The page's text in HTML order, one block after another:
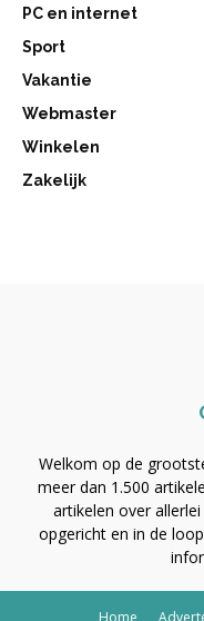
PC en internet
Sport
Vakantie
Webmaster
Winkelen
Zakelijk
Welkom op de
meer dan 1.500
artikelen over
opgericht en in de